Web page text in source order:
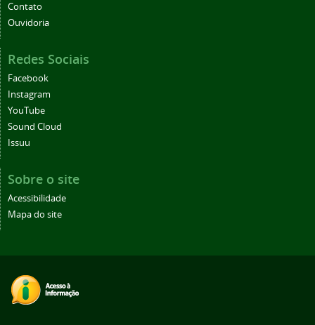
Contato
Ouvidoria
Redes Sociais
Facebook
Instagram
YouTube
Sound Cloud
Issuu
Sobre o site
Acessibilidade
Mapa do site